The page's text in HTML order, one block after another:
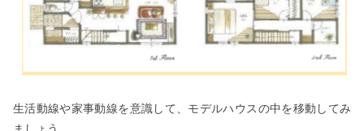
生活動線や家事動線を意識して、モデルハウスの中を移動してみ